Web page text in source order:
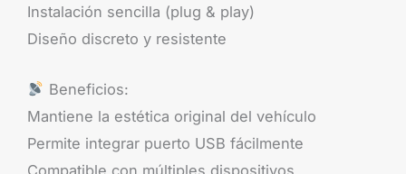
Instalación sencilla (plug & play)
Diseño discreto y resistente
Beneficios:
Mantiene la estética original del vehículo
Permite integrar puerto USB fácilmente
Compatible con múltiples dispositivos